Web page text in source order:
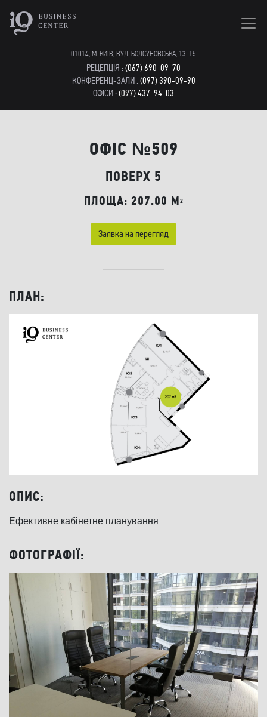
01014, М. КИЇВ, ВУЛ. БОЛСУНОВСЬКА, 13-15
РЕЦЕПЦІЯ :(067) 690-09-70
КОНФЕРЕНЦ-ЗАЛИ :(097) 390-09-90
ОФІСИ :(097) 437-94-03
ОФІС №509
ПОВЕРХ 5
ПЛОЩА: 207.00 M2
Заявка на перегляд
ПЛАН:
ОПИС:
Ефективне кабінетне планування
ФОТОГРАФІЇ: